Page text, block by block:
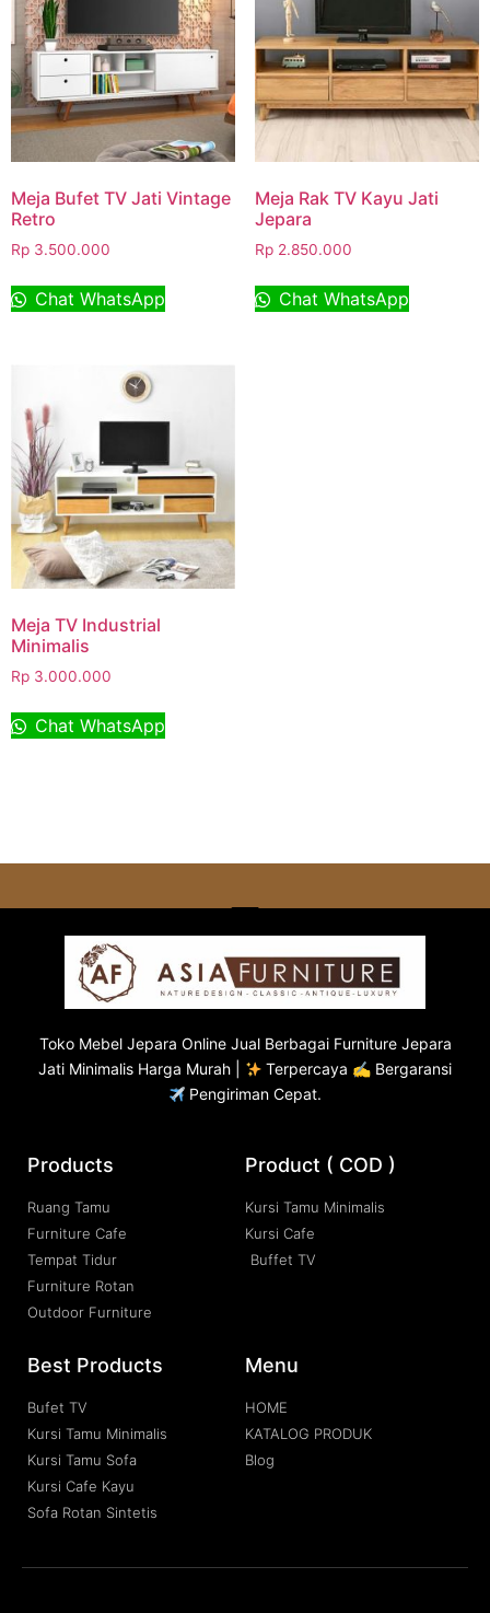
Meja Bufet TV Jati Vintage
Retro
Rp 3.500.000
Chat WhatsApp
Meja Rak TV Kayu Jati
Jepara
Rp2.850.000
Chat WhatsApp
Meja TV Industrial
Minimalis
Rp 3.000.000
Chat WhatsApp
Toko Mebel Jepara Online Jual Berbagai Furniture Jepara
Jati Minimalis Harga Murah |
Terpercaya ✍ Bergaransi
Pengiriman Cepat.
Products
Ruang Tamu
Furniture Cafe
Tempat Tidur
Furniture Rotan
Outdoor Furniture
Product ( COD )
Kursi Tamu Minimalis
Kursi Cafe
Buffet TV
Best Products
Bufet TV
Kursi Tamu Minimalis
Kursi Tamu Sofa
Kursi Cafe Kayu
Sofa Rotan Sintetis
Menu
HOME
KATALOG PRODUK
Blog